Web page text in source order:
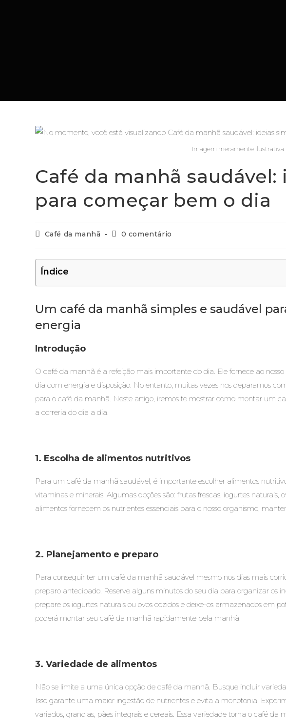
Imagem meramente ilustrativa
Café da manhã
para começar bem o dia
Café da manhã 0 comentário
Índice
Um café da manhã simples e saudável
energia
Introdução
O café da manhã é a refeição mais importante do dia. Ele fornece ao
dia com energia e disposição. No entanto, muitas vezes nos deparamos
para o café da manhã. Neste artigo, iremos te mostrar como montar um
a correria do dia a dia.
1. Escolha de alimentos nutritivos
Para um café da manhã saudável, é importante escolher alimentos
vitaminas e minerais. Algumas opções são: frutas frescas, iogurtes naturais,
alimentos fornecem os nutrientes essenciais para o nosso organismo,
2. Planejamento e preparo
Para conseguir ter um café da manhã saudável mesmo nos dias mais
preparo antecipado. Reserve alguns minutos do seu dia para organizar os
prepare os iogurtes naturais ou ovos cozidos e deixe-os armazenados em
poderá montar seu café da manhã rapidamente pela manhã.
3. Variedade de alimentos
Não se limite a uma única opção de café da manhã. Busque incluir
Isso garante uma maior ingestão de nutrientes e evita a monotonia.
variados, granolas, pães integrais e cereais. Essa variedade torna o café da